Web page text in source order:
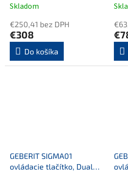
Skladom
€250,41 bez DPH
€308
Do košíka
GEBERIT SIGMA01
ovládacie tlačítko, Dual